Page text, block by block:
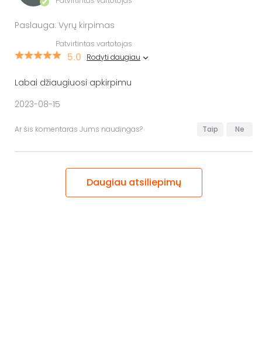
✔
Paslauga: Vyrų kirpimas
Patvirtintas vartotojas
5.0 Rodyti daugiau
Labai džiaugiuosi apkirpimu
2023-08-15
Ar šis komentaras Jums naudingas? Taip Ne
Daugiau atsiliepimų